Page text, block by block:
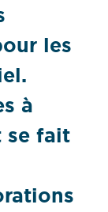
les
à
se fait